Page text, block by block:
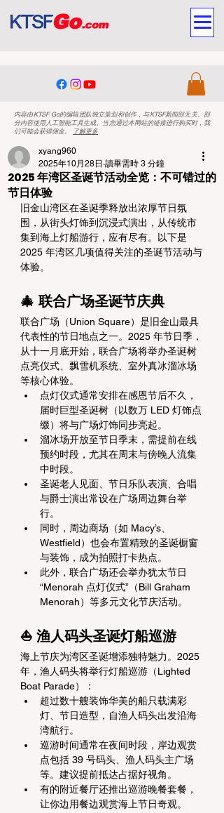
内容由KTSF Go的编辑团队独立策划和创作，与KTSF新闻部无关。部
分内容使用人工智能工具生成。当您通过本网站的链接进行购买时，我
们可能会获得佣金。
了解更多
2025 年湾区圣诞节活动全览：不可错过的
节日体验
xyang960
2025年10月28日 讀畢需時 3 分鐘
旧金山湾区在圣诞季释放出浓厚节日氛
围，从街头灯饰到沉浸式演出，从传统市
集到海上灯船游行，应有尽有。以下是
2025 年湾区几项值得关注的圣诞节活动与
体验。
🎄 联合广场圣诞节庆典
联合广场（Union Square）是旧金山最具
代表性的节日地点之一。2025 年节日季，
从十一月底开始，联合广场将举办圣诞树
点亮仪式、飘雪机系统、室外真冰溜冰场
等核心体验。
点灯仪式通常安排在感恩节后不久，
届时巨型圣诞树（以数万 LED 灯饰点
缀）将与广场灯饰同步亮起。
溜冰场开放至节日季末，需提前在线
预约时段，尤其在周末与傍晚人流集
中时段。
圣诞老人见面、节日乐队表演、合唱
与爵士演出常设在广场周边舞台举
行。
同时，周边商场（如 Macy’s、
Westfield）也会布置精致的圣诞橱窗
与装饰，成为拍照打卡热点。
此外，联合广场还会举办犹太节日
“Menorah 点灯仪式”（Bill Graham
Menorah）等多元文化节庆活动。
⛵ 渔人码头圣诞灯船巡游
海上节庆为湾区圣诞增添独特魅力。2025
年，渔人码头将举行灯船巡游（Lighted
Boat Parade）：
超过数十艘装饰华美的船只载满彩
灯、节日造型，自渔人码头出发沿海
湾航行。
巡游时间通常在夜间时段，岸边观赏
点包括 39 号码头、渔人码头主广场
等。建议提前抵达占据好视角。
有的附近餐厅还推出巡游晚餐套餐，
让你边用餐边观赏海上节日奇观。